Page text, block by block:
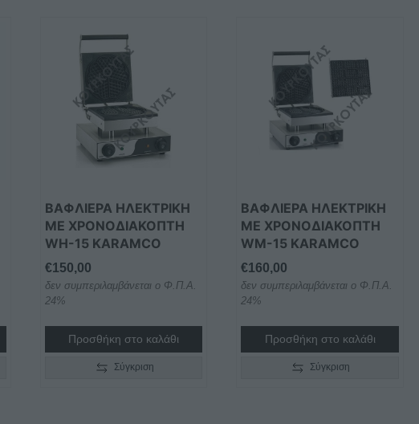
ΒΑΦΛΙΕΡΑ ΗΛΕΚΤΡΙΚΗ
ΜΕ ΧΡΟΝΟΔΙΑΚΟΠΤΗ
WH-15 KARAMCO
€150,00
δεν συμπεριλαμβάνεται ο Φ.Π.Α.
24%
Προσθήκη στο καλάθι
Σύγκριση
ΒΑΦΛΙΕΡΑ ΗΛΕΚΤΡΙΚΗ
ΜΕ ΧΡΟΝΟΔΙΑΚΟΠΤΗ
WM-15 KARAMCO
€160,00
δεν συμπεριλαμβάνεται ο Φ.Π.Α.
24%
Προσθήκη στο καλάθι
Σύγκριση